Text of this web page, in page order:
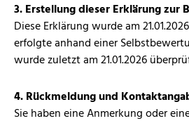
3. Erstellung dieser Erklärung zur
Diese Erklärung wurde am
erfolgte anhand einer
wurde zuletzt am 21.01.2026
4. Rückmeldung und
Sie haben eine Anmerkung oder